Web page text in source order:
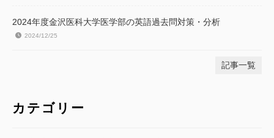
2024年度金沢医科大学医学部の英語過去問対策・分析
2024/12/25
記事一覧
カテゴリー